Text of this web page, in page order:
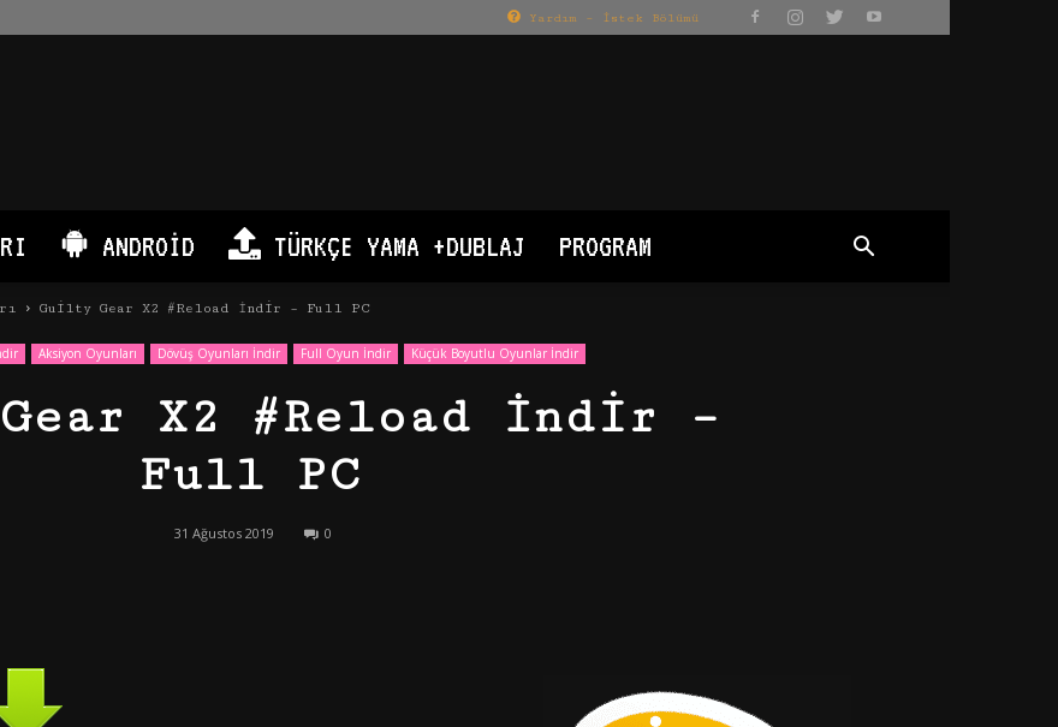
Yardım – İstek Bölümü
ANDROID TÜRKÇE YAMA +DUBLAJ PROGRAM
Guilty Gear X2 #Reload İndir – Full PC
Aksiyon Oyunları Dövüş Oyunları İndir Full Oyun İndir Küçük Boyutlu Oyunlar İndir
X2 #Reload İndir –
Full PC
31 Ağustos 2019 0